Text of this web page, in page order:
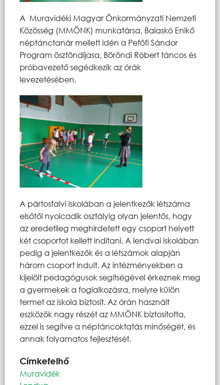
A Muravidéki Magyar Önkormányzati Nemzeti
Közösség (MMÖNK) munkatársa, Balaskó Enikő
néptánctanár mellett idén a Petőfi Sándor
Program ösztöndíjasa, Böröndi Róbert táncos és
próbavezető segédkezik az órák
levezetésében.
A pártosfalvi iskolában a jelentkezők létszáma
elsőtől nyolcadik osztályig olyan jelentős, hogy
az eredetileg meghirdetett egy csoport helyett
két csoportot kellett indítani. A lendvai iskolában
pedig a jelentkezők és a létszámok alapján
három csoport indult. Az intézményekben a
kijelölt pedagógusok segítségével érkeznek meg
a gyermekek a foglalkozásra, melyre külön
termet az iskola biztosít. Az órán használt
eszközök nagy részét az MMÖNK biztosította,
ezzel is segítve a néptáncoktatás minőségét, és
annak folyamatos fejlesztését.
Címkefelhő
Muravidék